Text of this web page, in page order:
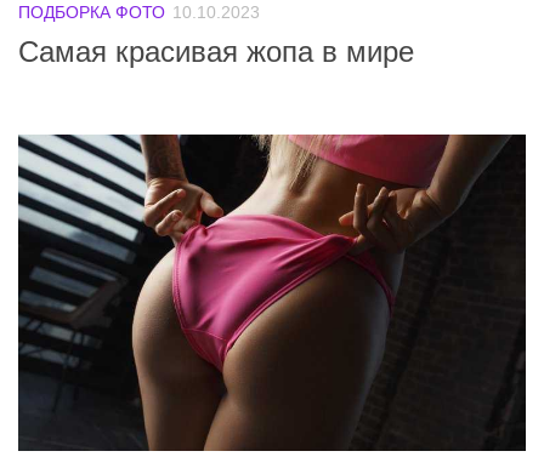
ПОДБОРКА ФОТО 10.10.2023
Самая красивая жопа в мире